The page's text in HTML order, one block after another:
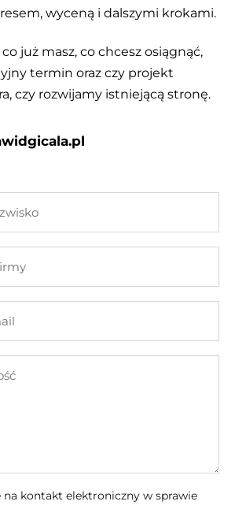
wyceną i dalszymi krokami.
już masz, co chcesz osiągnąć,
termin oraz czy projekt
czy rozwijamy istniejącą stronę.
na kontakt elektroniczny w sprawie